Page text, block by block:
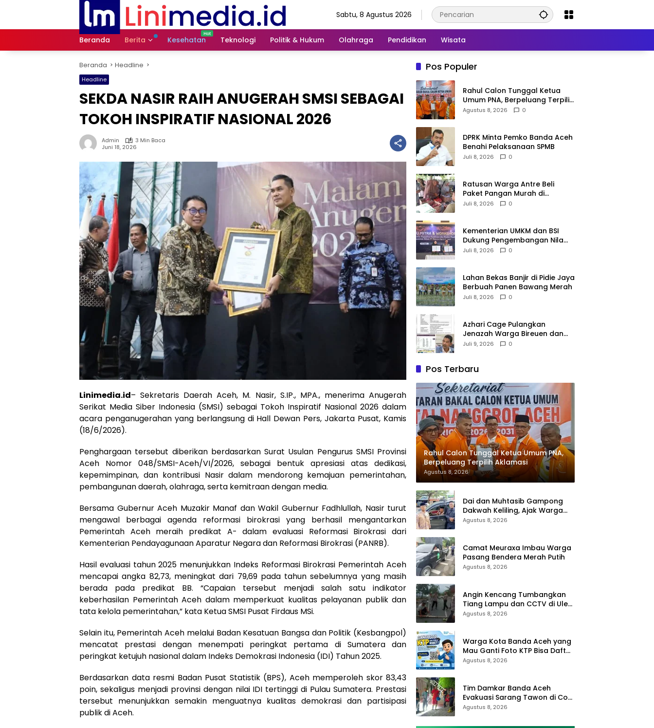
Sabtu, 8 Agustus 2026
Beranda Berita Kesehatan Teknologi Politik & Hukum Olahraga Pendidikan Wisata
Beranda Headline
Headline
SEKDA NASIR RAIH ANUGERAH SMSI SEBAGAI
TOKOH INSPIRATIF NASIONAL 2026
Admin
3 Min Baca
Juni 18, 2026
Linimedia.id– Sekretaris Daerah Aceh, M. Nasir, S.IP., MPA., menerima Anugerah
Serikat Media Siber Indonesia (SMSI) sebagai Tokoh Inspiratif Nasional 2026 dalam
acara penganugerahan yang berlangsung di Hall Dewan Pers, Jakarta Pusat, Kamis
(18/6/2026).
Penghargaan tersebut diberikan berdasarkan Surat Usulan Pengurus SMSI Provinsi
Aceh Nomor 048/SMSI-Aceh/VI/2026, sebagai bentuk apresiasi atas dedikasi,
kepemimpinan, dan kontribusi Nasir dalam mendorong kemajuan pemerintahan,
pembangunan daerah, olahraga, serta kemitraan dengan media.
Bersama Gubernur Aceh Muzakir Manaf dan Wakil Gubernur Fadhlullah, Nasir turut
mengawal berbagai agenda reformasi birokrasi yang berhasil mengantarkan
Pemerintah Aceh meraih predikat A- dalam evaluasi Reformasi Birokrasi dari
Kementerian Pendayagunaan Aparatur Negara dan Reformasi Birokrasi (PANRB).
Hasil evaluasi tahun 2025 menunjukkan Indeks Reformasi Birokrasi Pemerintah Aceh
mencapai angka 82,73, meningkat dari 79,69 pada tahun sebelumnya yang masih
berada pada predikat BB. “Capaian tersebut menjadi salah satu indikator
keberhasilan Pemerintah Aceh dalam memperkuat kualitas pelayanan publik dan
tata kelola pemerintahan,” kata Ketua SMSI Pusat Firdaus MSi.
Selain itu, Pemerintah Aceh melalui Badan Kesatuan Bangsa dan Politik (Kesbangpol)
mencatat prestasi dengan menempati peringkat pertama di Sumatera dan
peringkat ketujuh nasional dalam Indeks Demokrasi Indonesia (IDI) Tahun 2025.
Berdasarkan data resmi Badan Pusat Statistik (BPS), Aceh memperoleh skor 83,43
poin, sekaligus menjadi provinsi dengan nilai IDI tertinggi di Pulau Sumatera. Prestasi
tersebut menunjukkan semakin menguatnya kualitas demokrasi dan partisipasi
publik di Aceh.
Pos Populer
Rahul Calon Tunggal Ketua
Umum PNA, Berpeluang Terpilih
Aklamasi
Agustus 8, 2026 0
DPRK Minta Pemko Banda Aceh
Benahi Pelaksanaan SPMB
Juli 8, 2026 0
Ratusan Warga Antre Beli
Paket Pangan Murah di
Simpang Tiga
Juli 8, 2026 0
Kementerian UMKM dan BSI
Dukung Pengembangan Nilam
Aceh Bersama PT Razma Agro
Juli 8, 2026 0
Lahan Bekas Banjir di Pidie Jaya
Berbuah Panen Bawang Merah
Juli 8, 2026 0
Azhari Cage Pulangkan
Jenazah Warga Bireuen dan
Dua Anaknya dari Malaysia
Juli 9, 2026 0
Pos Terbaru
Rahul Calon Tunggal Ketua Umum PNA,
Berpeluang Terpilih Aklamasi
Agustus 8, 2026
Dai dan Muhtasib Gampong
Dakwah Keliling, Ajak Warga
Jadikan Shalat sebagai Terapi
Agustus 8, 2026
Camat Meuraxa Imbau Warga
Pasang Bendera Merah Putih
Agustus 8, 2026
Angin Kencang Tumbangkan
Tiang Lampu dan CCTV di Ulee
Lheue, Diskominfotik Lakukan
Agustus 8, 2026
Warga Kota Banda Aceh yang
Mau Ganti Foto KTP Bisa Daftar
Online Di Sini
Agustus 8, 2026
Tim Damkar Banda Aceh
Evakuasi Sarang Tawon di Cot
Mesjid
Agustus 8, 2026